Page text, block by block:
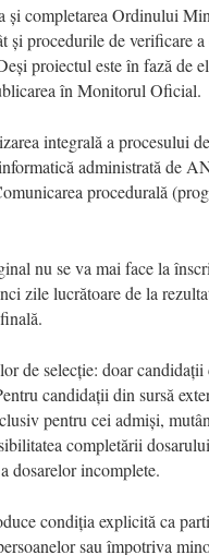
și completarea Ordinului
și procedurile de verificare
proiectul este în fază de
în Monitorul Oficial.
integrală a procesului
administrată de
procedurală
nu se va mai face la
zile lucrătoare de la
de selecție: doar
candidații din sursă
pentru cei admiși,
completării
dosarelor incomplete.
condiția explicită ca
sau împotriva